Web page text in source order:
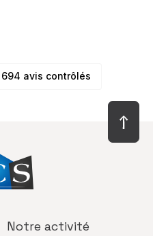
| 694 avis contrôlés
Notre activité